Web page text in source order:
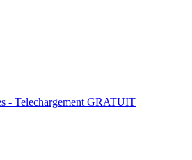
- Telechargement GRATUIT